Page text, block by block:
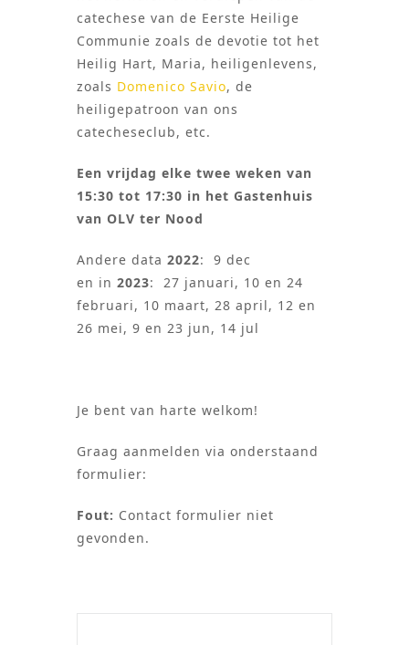
catechese van de Eerste Heilige
Communie zoals de devotie tot het
Heilig Hart, Maria, heiligenlevens,
zoals Domenico Savio, de
heiligepatroon van ons
catecheseclub, etc.
Een vrijdag elke twee weken van
15:30 tot 17:30 in het Gastenhuis
van OLV ter Nood
Andere data 2022: 9 dec
en in 2023: 27 januari, 10 en 24
februari, 10 maart, 28 april, 12 en
26 mei, 9 en 23 jun, 14 jul
Je bent van harte welkom!
Graag aanmelden via onderstaand
formulier:
Fout: Contact formulier niet
gevonden.